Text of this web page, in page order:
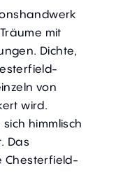
mit
Dichte,
von
wird.
himmlisch
Das
Chesterfield-